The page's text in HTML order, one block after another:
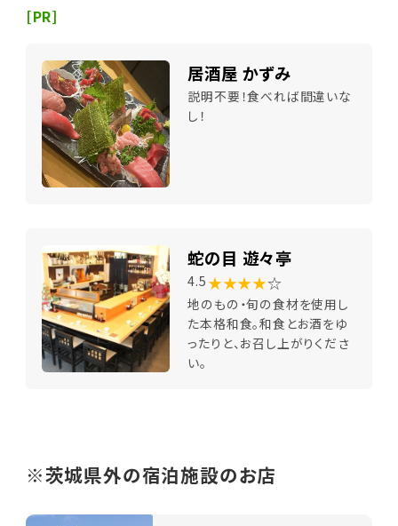
[PR]
居酒屋 かずみ
説明不要！食べれば間違いな
し！
蛇の目 遊々亭
4.5 ★★★★☆
地のもの・旬の食材を使用し
た本格和食。和食とお酒をゆ
ったりと、お召し上がりくださ
い。
※茨城県外の宿泊施設のお店